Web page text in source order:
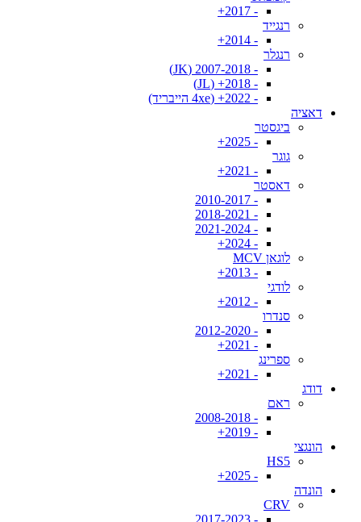
- 2017+
רנגייד
- 2014+
רנגלר
- 2007-2018 (JK)
- 2018+ (JL)
- 2022+ (4xe הייבריד)
דאציה
ביגסטר
- 2025+
גוגר
- 2021+
דאסטר
- 2010-2017
- 2018-2021
- 2021-2024
- 2024+
לוגאן MCV
- 2013+
לודגי
- 2012+
סנדרו
- 2012-2020
- 2021+
ספרינג
- 2021+
דודג
ראם
- 2008-2018
- 2019+
הונגצי
HS5
- 2025+
הונדה
CRV
- 2017-2023